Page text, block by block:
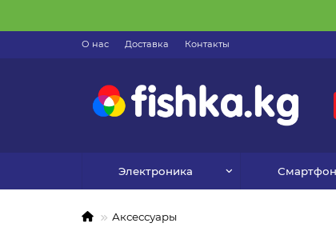
О нас Доставка Контакты
Электроника
Аксессуары